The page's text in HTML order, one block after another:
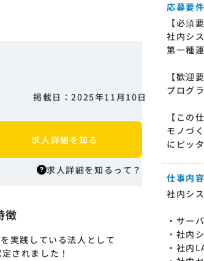
掲載日：2025年11月10日
求人詳細を知る
求人詳細を知るって？
はりまっちエージェン
型の求人紹介サービス
してはまずエージェン
徴
実践している法人として
されました！
応募要件
【必須
社内シ
第一種
【歓迎
プログ
【この
モノづ
にピッ
仕事内容
社内シ
・サー
・社内
・社内